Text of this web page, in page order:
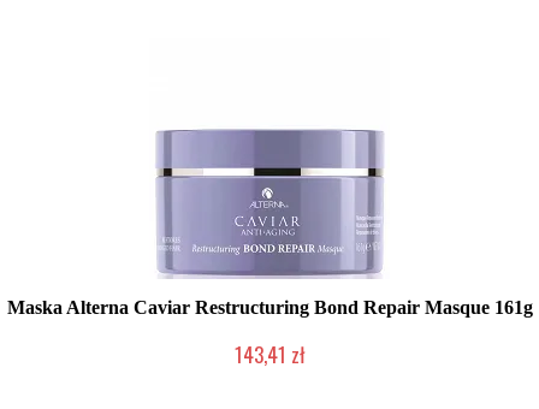
Maska Alterna Caviar Restructuring Bond Repair Masque 161g
143,41 zł